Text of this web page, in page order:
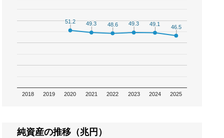
2018 2019 2020 2021 2022 2023 2024 2025
51.2
51.2 49.3
49.3 48.6
48.6 49.3
49.3 49.1
49.1 46.5
46.5
純資産の推移（兆円）